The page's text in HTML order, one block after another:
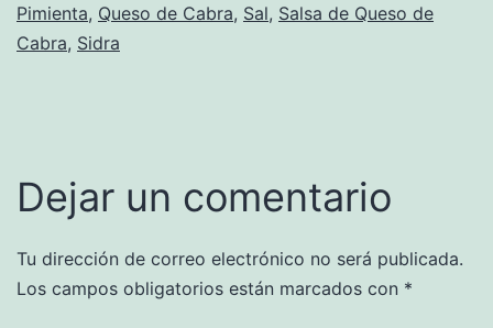
Pimienta, Queso de Cabra, Sal, Salsa de Queso de
Cabra, Sidra
Dejar un comentario
Tu dirección de correo electrónico no será publicada.
Los campos obligatorios están marcados con *